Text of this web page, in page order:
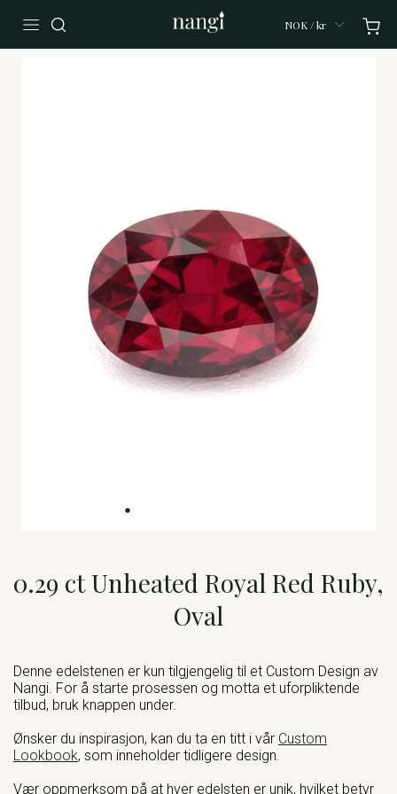
NOK / kr
0.29 ct Unheated Royal Red Ruby,
Oval
Denne edelstenen er kun tilgjengelig til et Custom Design av
Nangi. For å starte prosessen og motta et uforpliktende
tilbud, bruk knappen under.
Ønsker du inspirasjon, kan du ta en titt i vår Custom
Lookbook, som inneholder tidligere design.
Vær oppmerksom på at hver edelsten er unik, hvilket betyr